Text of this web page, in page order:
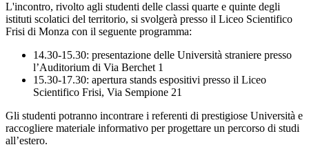
L'incontro, rivolto agli studenti delle classi quarte e quinte degli
istituti scolatici del territorio, si svolgerà presso il Liceo Scientifico
Frisi di Monza con il seguente programma:
14.30-15.30: presentazione delle Università straniere presso
l’Auditorium di Via Berchet 1
15.30-17.30: apertura stands espositivi presso il Liceo
Scientifico Frisi, Via Sempione 21
Gli studenti potranno incontrare i referenti di prestigiose Università e
raccogliere materiale informativo per progettare un percorso di studi
all’estero.